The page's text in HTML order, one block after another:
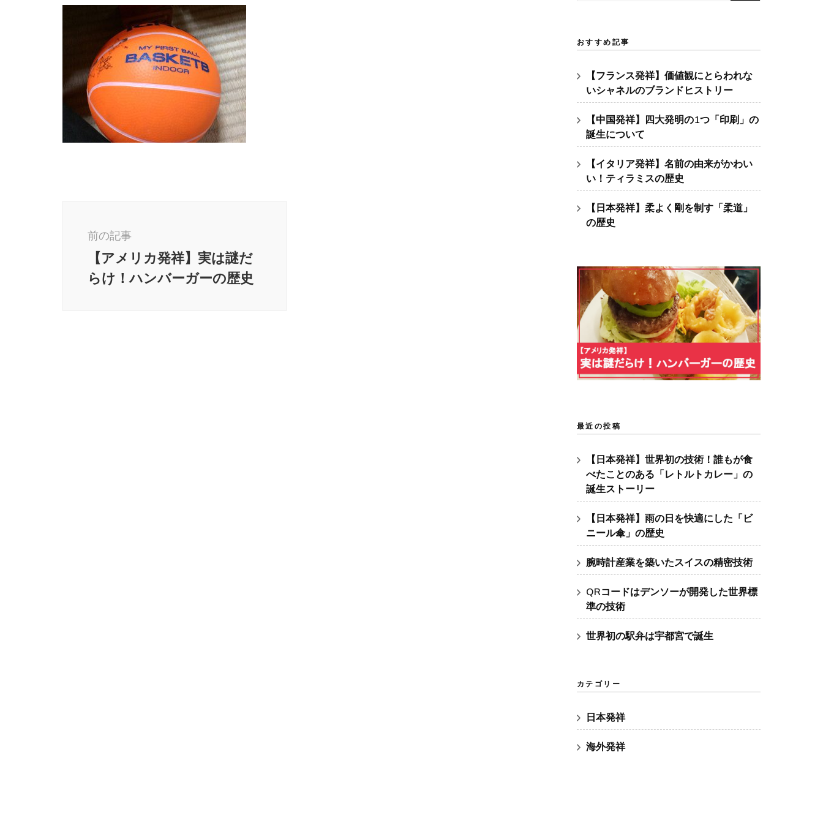
前の記事
【アメリカ発祥】実は謎だ
らけ！ハンバーガーの歴史
索:
おすすめ記事
【フランス発祥】価値観にとらわれな
いシャネルのブランドヒストリー
【中国発祥】四大発明の1つ「印刷」の
誕生について
【イタリア発祥】名前の由来がかわい
い！ティラミスの歴史
【日本発祥】柔よく剛を制す「柔道」
の歴史
最近の投稿
【日本発祥】世界初の技術！誰もが食
べたことのある「レトルトカレー」の
誕生ストーリー
【日本発祥】雨の日を快適にした「ビ
ニール傘」の歴史
腕時計産業を築いたスイスの精密技術
QRコードはデンソーが開発した世界標
準の技術
世界初の駅弁は宇都宮で誕生
カテゴリー
日本発祥
海外発祥